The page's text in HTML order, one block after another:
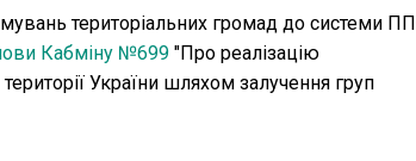
територіальних громад до системи
Кабміну №699 "Про реалізацію
України шляхом залучення груп